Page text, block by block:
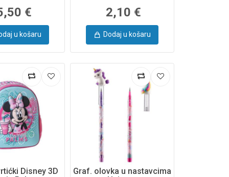
€
u košaru
2,10 €
Dodaj u košaru
Disney 3D
Graf. olovka u nastavcima